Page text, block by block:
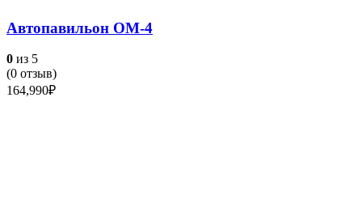
Автопавильон ОМ-4
0 из 5
(0 отзыв)
164,990₽